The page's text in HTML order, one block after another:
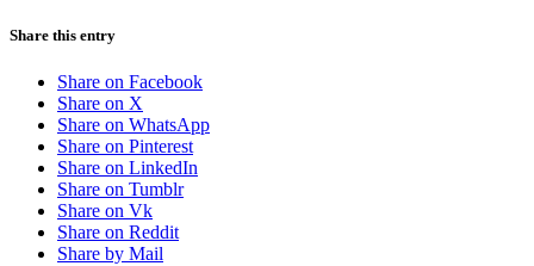
Share this entry
Share on Facebook
Share on X
Share on WhatsApp
Share on Pinterest
Share on LinkedIn
Share on Tumblr
Share on Vk
Share on Reddit
Share by Mail